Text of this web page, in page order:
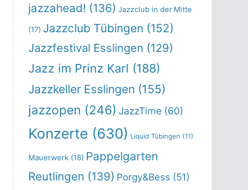
jazzahead! (136) Jazzclub in der Mitte
(17) Jazzclub Tübingen (152)
Jazzfestival Esslingen (129)
Jazz im Prinz Karl (188)
Jazzkeller Esslingen (155)
jazzopen (246) JazzTime (60)
Konzerte (630) Liquid Tübingen (11)
Mauerwerk (18) Pappelgarten
Reutlingen (139) Porgy&Bess (51)